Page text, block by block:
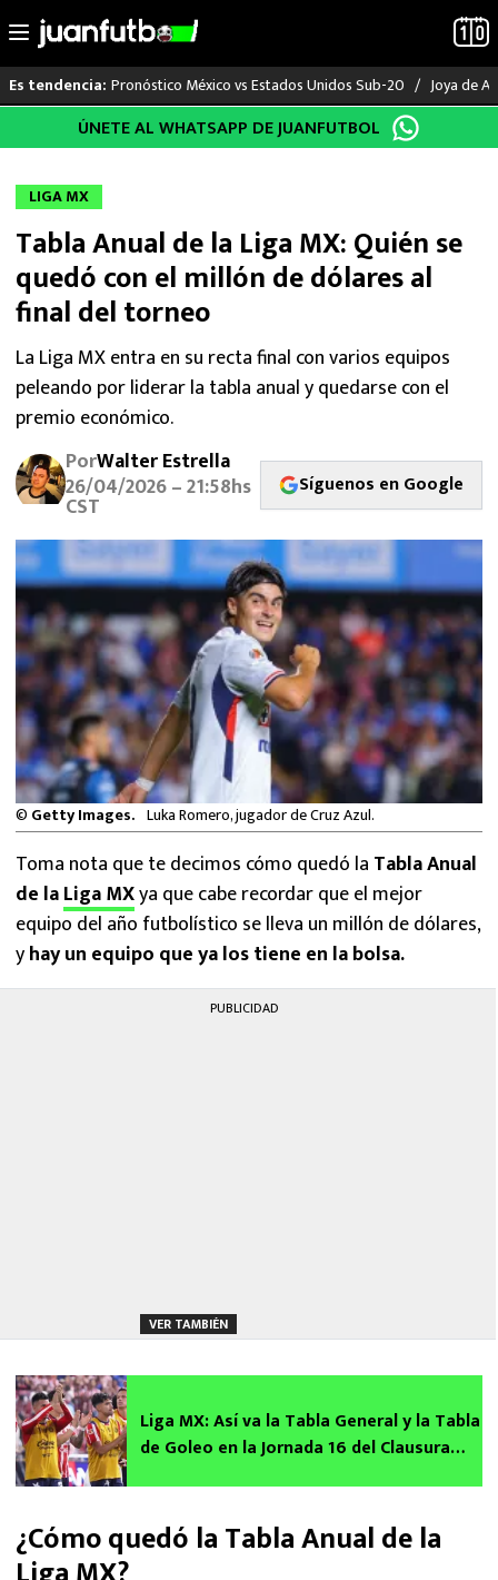
al
Es tendencia: Pronóstico México vs Estados Unidos Sub-20 Joya de
LO ÚLTIMO
LIGA MX
RAYADOS
PUMAS
ATLANTE
SELECCIÓN MEXICANA
FUTBOL INTERNACIONAL
MEXICANOS EN EL EXTRANJERO
FUTBOL ESTUFA
FÓRMULA 1
BOXEO
LIGA MX
NFL
ÚNETE AL WHATSAPP DE JUANFUTBOL
LIGA MX
Tabla Anual de la Liga MX: Quién se
quedó con el millón de dólares al
final del torneo
La Liga MX entra en su recta final con varios equipos
peleando por liderar la tabla anual y quedarse con el
premio económico.
PorWalter Estrella
26/04/2026 – 21:58hs
CST
Síguenos en Google
© Getty Images. Luka Romero, jugador de Cruz Azul.
Toma nota que te decimos cómo quedó la Tabla Anual
de laLiga MXya que cabe recordar que el mejor
equipo del año futbolístico se lleva un millón de dólares,
yhay un equipo que ya los tiene en la bolsa.
PUBLICIDAD
VER TAMBIÉN
Liga MX: Así va la Tabla General y la Tabla
de Goleo en la Jornada 16 del Clausura
¿Cómo quedó la Tabla Anual de la